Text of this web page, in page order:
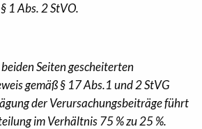
1 Abs. 2 StVO.
Seiten gescheiterten
gemäß § 17 Abs.1 und 2 StVG
der Verursachungsbeiträge führt
im Verhältnis 75 % zu 25 %.